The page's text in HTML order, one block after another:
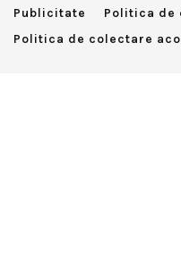
Publicitate
Politica
Politica de colectare